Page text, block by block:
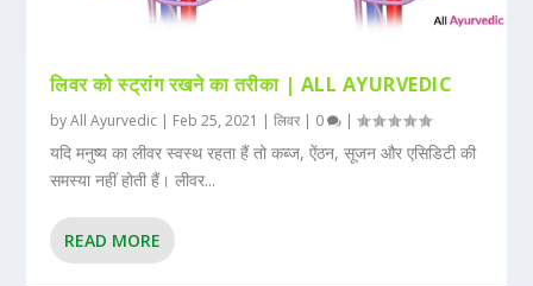
लिवर को स्ट्रांग रखने का तरीका | ALL AYURVEDIC
byAll Ayurvedic | Feb 25, 2021 |लिवर | 0 |
यदि मनुष्य का लीवर स्वस्थ रहता हैं तो कब्ज, ऐंठन, सूजन और एसिडिटी की
समस्या नहीं होती हैं। लीवर...
READ MORE